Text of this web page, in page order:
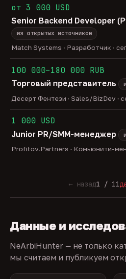
от 3 000 USD
Senior Backend Developer
из открытых источников
Match Systems · Разработчик ·
100 000–180 000 RUB
Торговый представитель
Десерт Фентези · Sales/BizDev ·
1 000 USD
Junior PR/SMM-менеджер
Profitov.Partners · Комьюнити-
← назад1 / 11
Данные и
NeArbiHunter — не только
мы считаем и публикуем